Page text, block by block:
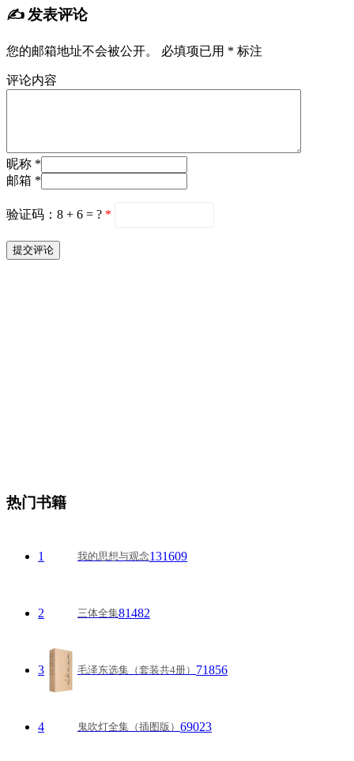
✍️ 发表评论
您的邮箱地址不会被公开。 必填项已用 * 标注
评论内容
昵称 *
邮箱 *
验证码：8 + 6 = ? *
热门书籍
1 我的思想与观念131609
2 三体全集81482
3 毛泽东选集（套装共4册） 71856
4 鬼吹灯全集（插图版） 69023